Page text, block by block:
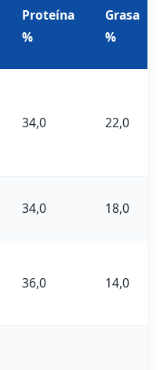
Proteína
%
Grasa
%
34,0 22,0
34,0 18,0
36,0 14,0